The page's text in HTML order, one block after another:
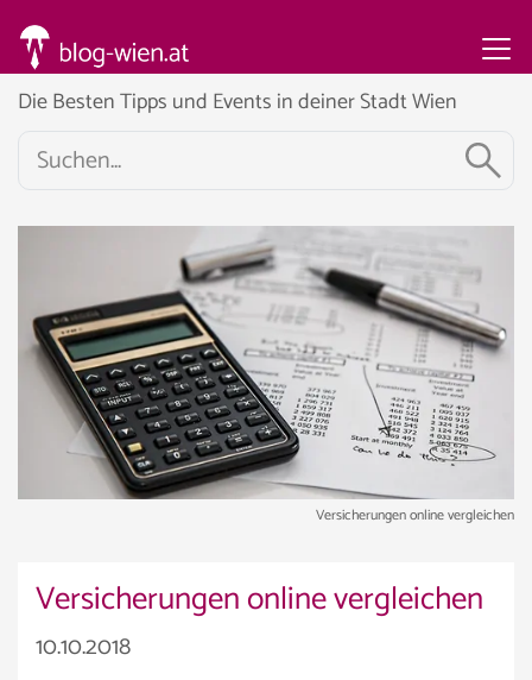
Die Besten Tipps und Events in deiner Stadt Wien
Versicherungen online vergleichen
Versicherungen online vergleichen
10.10.2018